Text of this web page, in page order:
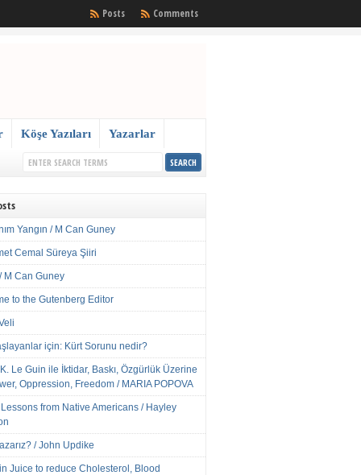
Comments
Posts
Köşe Yazıları Yazarlar
Yangın / M Can Guney
Cemal Süreya Şiiri
M Can Guney
to the Gutenberg Editor
için: Kürt Sorunu nedir?
Le Guin ile İktidar, Baskı, Özgürlük Üzerine
Oppression, Freedom / MARIA POPOVA
from Native Americans / Hayley
/ John Updike
Juice to reduce Cholesterol, Blood